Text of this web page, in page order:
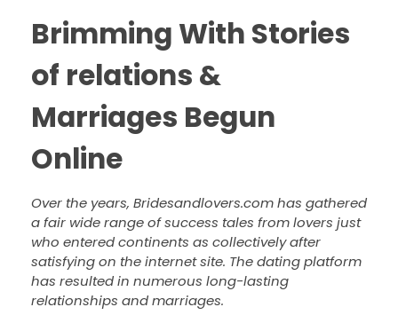
Brimming With Stories
of relations &
Marriages Begun
Online
Over the years, Bridesandlovers.com has gathered
a fair wide range of success tales from lovers just
who entered continents as collectively after
satisfying on the internet site. The dating platform
has resulted in numerous long-lasting
relationships and marriages.